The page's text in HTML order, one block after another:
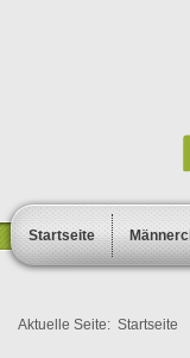
Startseite
Aktuelle Seite: Startseite